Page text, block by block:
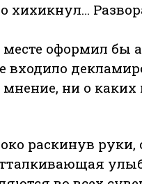
хихикнул…
оформил бы
мнение, ни о
раскинув руки,